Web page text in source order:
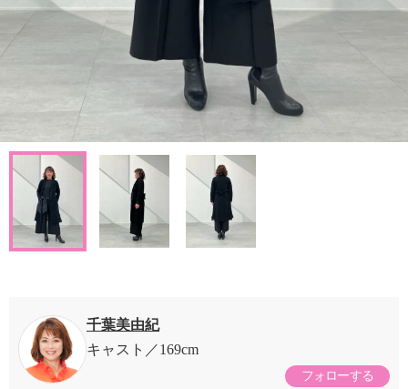
千葉美由紀
キャスト
169cm
フォローする